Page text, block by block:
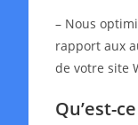
– Nous
rapport aux
de votre site
Qu’est-